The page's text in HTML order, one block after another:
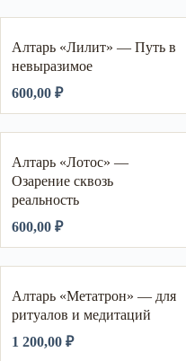
Алтарь «Лилит» — Путь в
невыразимое
600,00 ₽
Алтарь «Лотос» —
Озарение сквозь
реальность
600,00 ₽
Алтарь «Метатрон» — для
ритуалов и медитаций
1 200,00 ₽